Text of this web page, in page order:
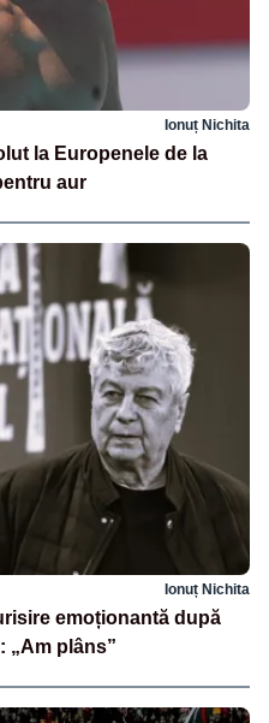
Ionuț Nichita
la Europenele de la
aur
Ionuț Nichita
emoționantă după
„Am plâns”